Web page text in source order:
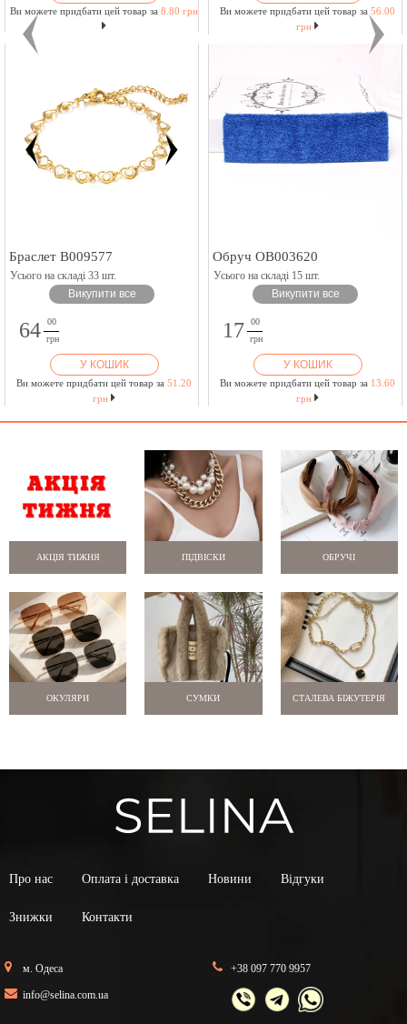
Ви можете придбати цей товар за 8.80 грн Ви можете придбати цей товар за 56.00
грн
Браслет B009577
Усього на складі 33 шт.
Викупити все
64
00
грн
У КОШИК
Ви можете придбати цей товар за 51.20
грн
Обруч OB003620
Усього на складі 15 шт.
Викупити все
17
00
грн
У КОШИК
Ви можете придбати цей товар за 13.60
грн
АКЦІЯ ТИЖНЯ ПІДВІСКИ ОБРУЧІ
ОКУЛЯРИ СУМКИ СТАЛЕВА БІЖУТЕРІЯ
Про нас Оплата і доставка Новини Відгуки
Знижки Контакти
м. Одеса
info@selina.com.ua
+38 097 770 9957